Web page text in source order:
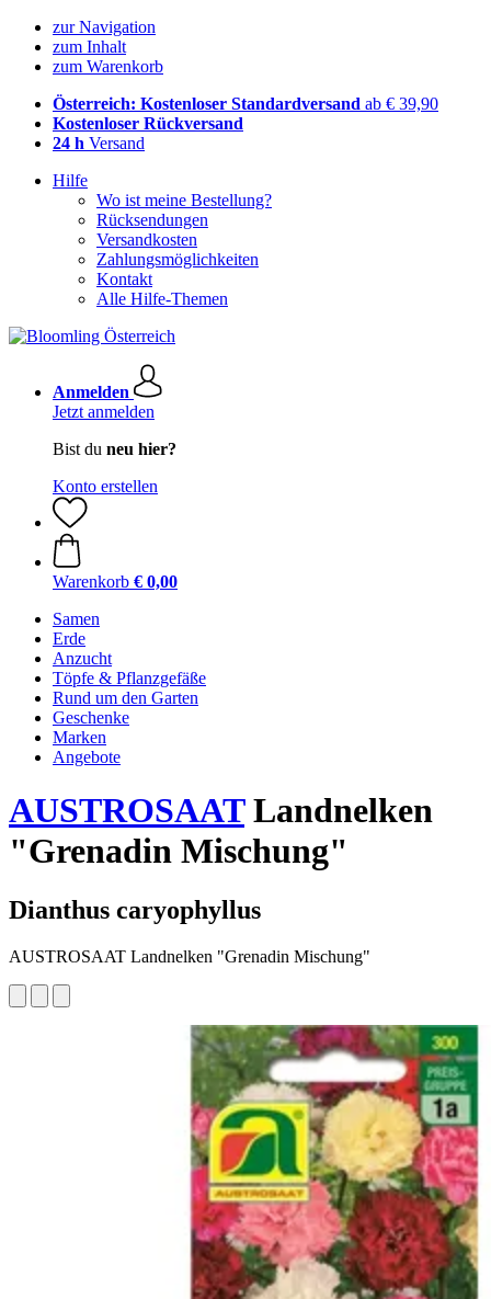
zur Navigation
zum Inhalt
zum Warenkorb
Österreich: Kostenloser Standardversand ab € 39,90
Kostenloser Rückversand
24 h Versand
Hilfe
Wo ist meine Bestellung?
Rücksendungen
Versandkosten
Zahlungsmöglichkeiten
Kontakt
Alle Hilfe-Themen
Anmelden
Jetzt anmelden
Bist du neu hier?
Konto erstellen
Warenkorb € 0,00
Samen
Erde
Anzucht
Töpfe & Pflanzgefäße
Rund um den Garten
Geschenke
Marken
Angebote
AUSTROSAATLandnelken
"Grenadin Mischung"
Dianthus caryophyllus
AUSTROSAAT Landnelken "Grenadin Mischung"